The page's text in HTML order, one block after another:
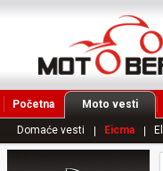
Početna Moto vesti
Domaće vesti Eicma